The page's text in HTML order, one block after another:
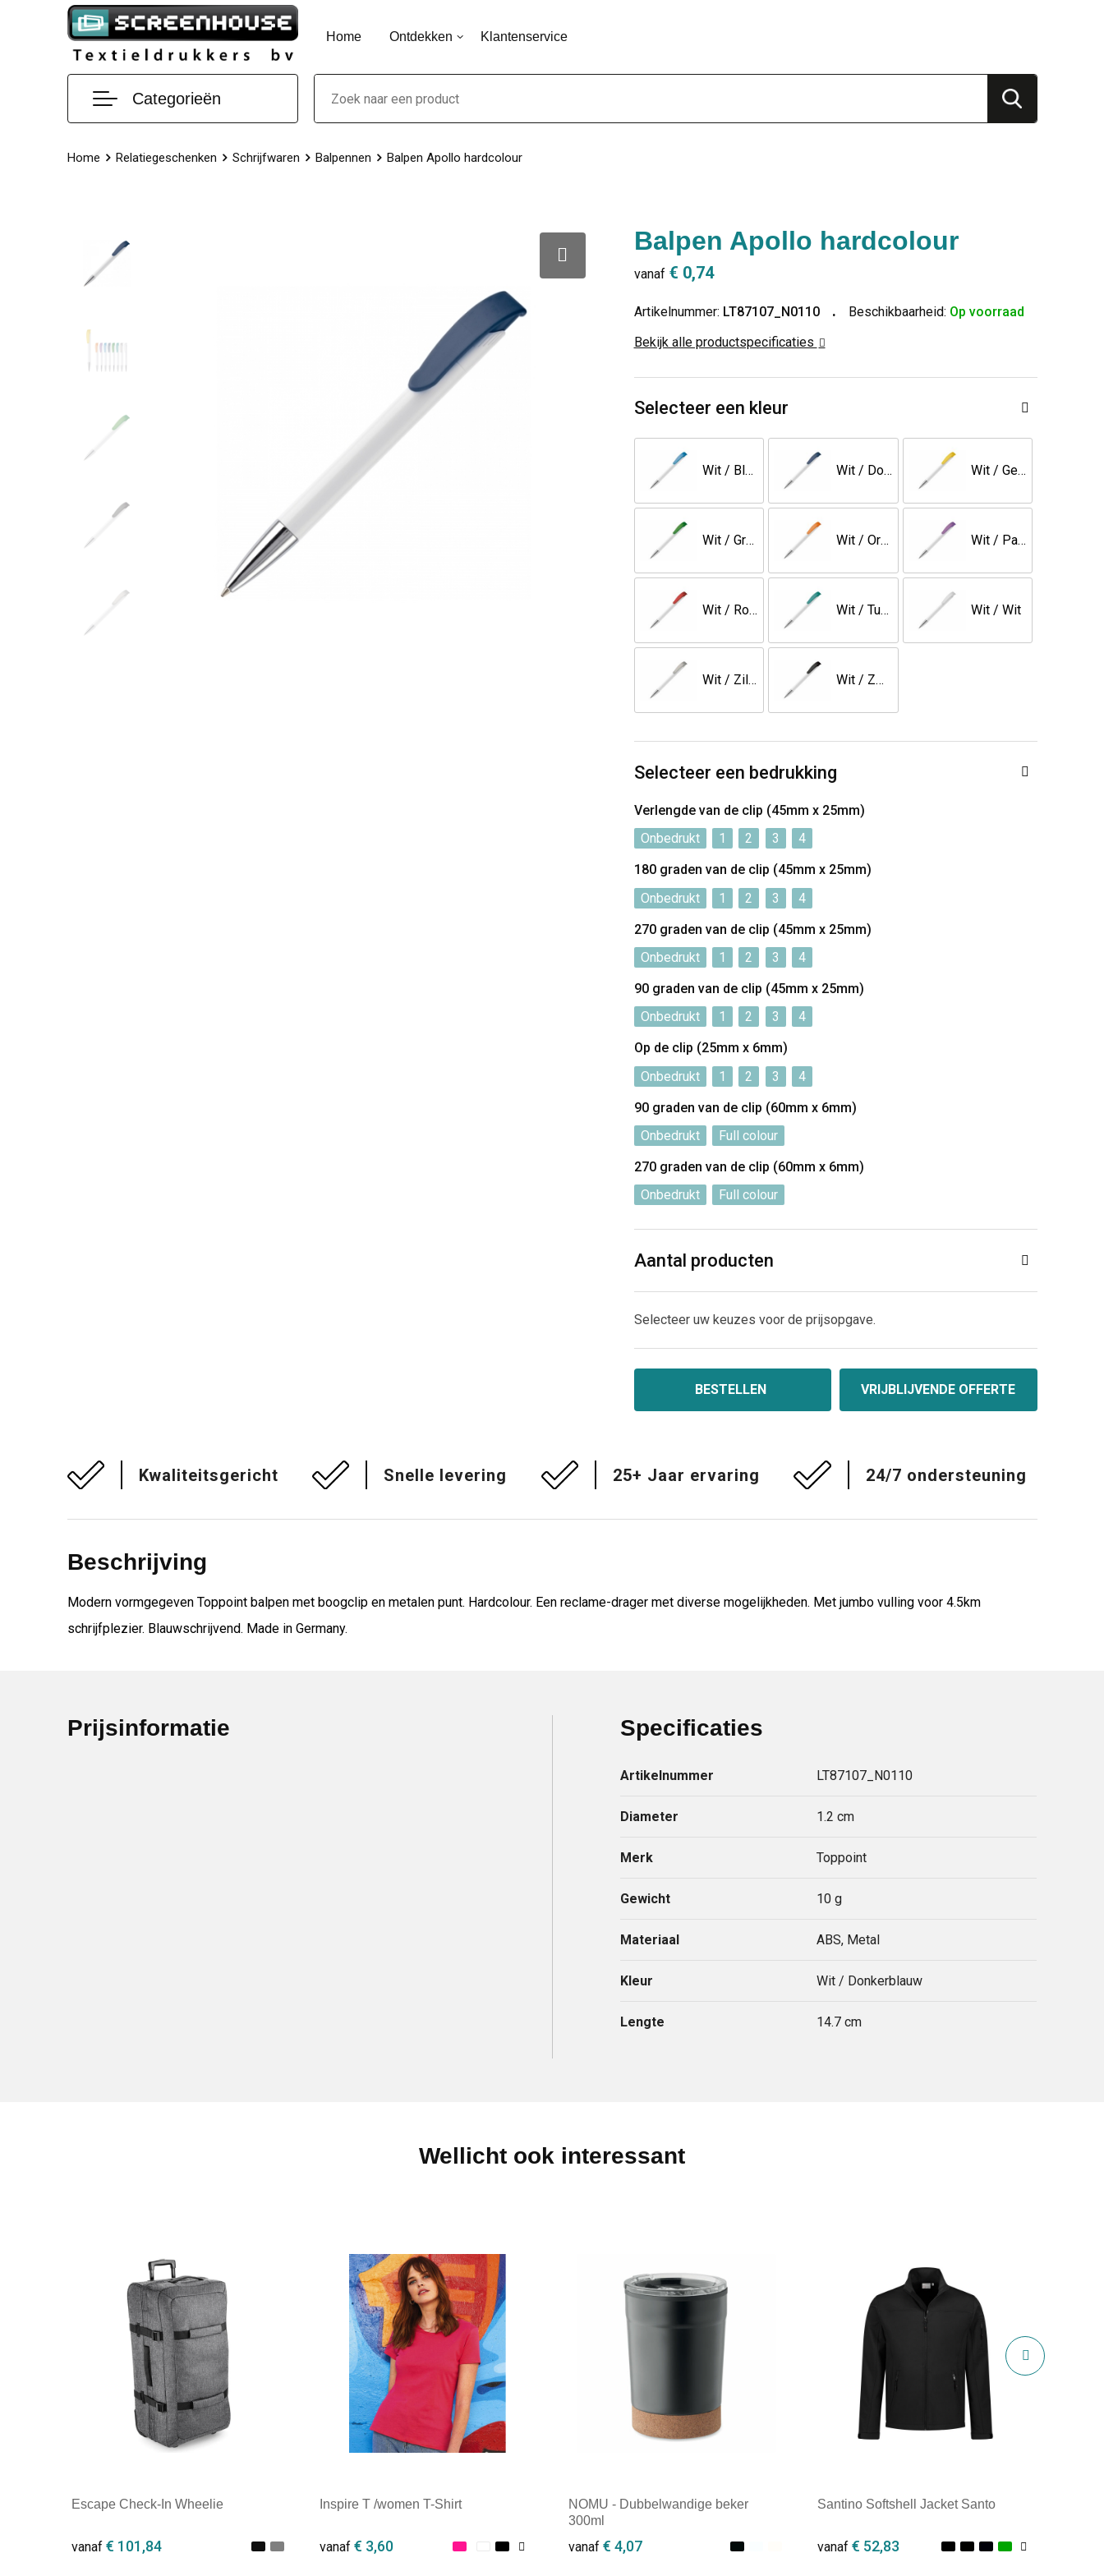
Home Ontdekken Klantenservice
Categorieën
Home Relatiegeschenken Schrijfwaren Balpennen Balpen Apollo hardcolour
Balpen Apollo hardcolour
vanaf € 0,74
Artikelnummer: LT87107_N0110 Beschikbaarheid: Op voorraad
Bekijk alle productspecificaties
Selecteer een kleur
Wit / Blauw Wit / Donkerblauw Wit / Geel
Wit / Groen Wit / Oranje Wit / Paars
Wit / Rood Wit / Turquoise Wit / Wit
Wit / Zilver Wit / Zwart
Selecteer een bedrukking
Verlengde van de clip (45mm x 25mm)
Onbedrukt
1 2 3
4
180 graden van de clip (45mm x 25mm)
Onbedrukt
1 2 3
4
270 graden van de clip (45mm x 25mm)
Onbedrukt
1 2 3
4
90 graden van de clip (45mm x 25mm)
Onbedrukt
1 2 3
4
Op de clip (25mm x 6mm)
Onbedrukt
1 2 3
4
90 graden van de clip (60mm x 6mm)
Onbedrukt
Full colour
270 graden van de clip (60mm x 6mm)
Onbedrukt
Full colour
Aantal producten
Selecteer uw keuzes voor de prijsopgave.
BESTELLEN VRIJBLIJVENDE OFFERTE
Kwaliteitsgericht Snelle levering 25+ Jaar ervaring 24/7 ondersteuning
Beschrijving
Modern vormgegeven Toppoint balpen met boogclip en metalen punt. Hardcolour. Een reclame-drager met diverse mogelijkheden. Met jumbo vulling voor 4.5km
schrijfplezier. Blauwschrijvend. Made in Germany.
Prijsinformatie Specificaties
Artikelnummer LT87107_N0110
Diameter 1.2 cm
Merk Toppoint
Gewicht 10 g
Materiaal ABS, Metal
Kleur Wit / Donkerblauw
Lengte 14.7 cm
Wellicht ook interessant
Escape Check-In Wheelie
vanaf € 101,84
Inspire T /women T-Shirt
vanaf€ 3,60
NOMU - Dubbelwandige beker
300ml
vanaf € 4,07
Santino Softshell Jacket Santo
vanaf € 52,83